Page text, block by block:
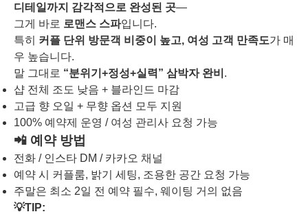
디테일까지 감각적으로 완성된 곳—
그게 바로 로맨스 스파입니다.
특히 커플 단위 방문객 비중이 높고, 여성 고객 만족도가 매
우 높습니다.
말 그대로 “분위기+정성+실력” 삼박자 완비 .
샵 전체 조도 낮음 + 블라인드 마감
고급 향 오일 + 무향 옵션 모두 지원
100% 예약제 운영 / 여성 관리사 요청 가능
📲 예약 방법
전화 / 인스타 DM / 카카오 채널
예약 시 커플룸, 밝기 세팅, 조용한 공간 요청 가능
주말은 최소 2일 전 예약 필수, 웨이팅 거의 없음
💡TIP: